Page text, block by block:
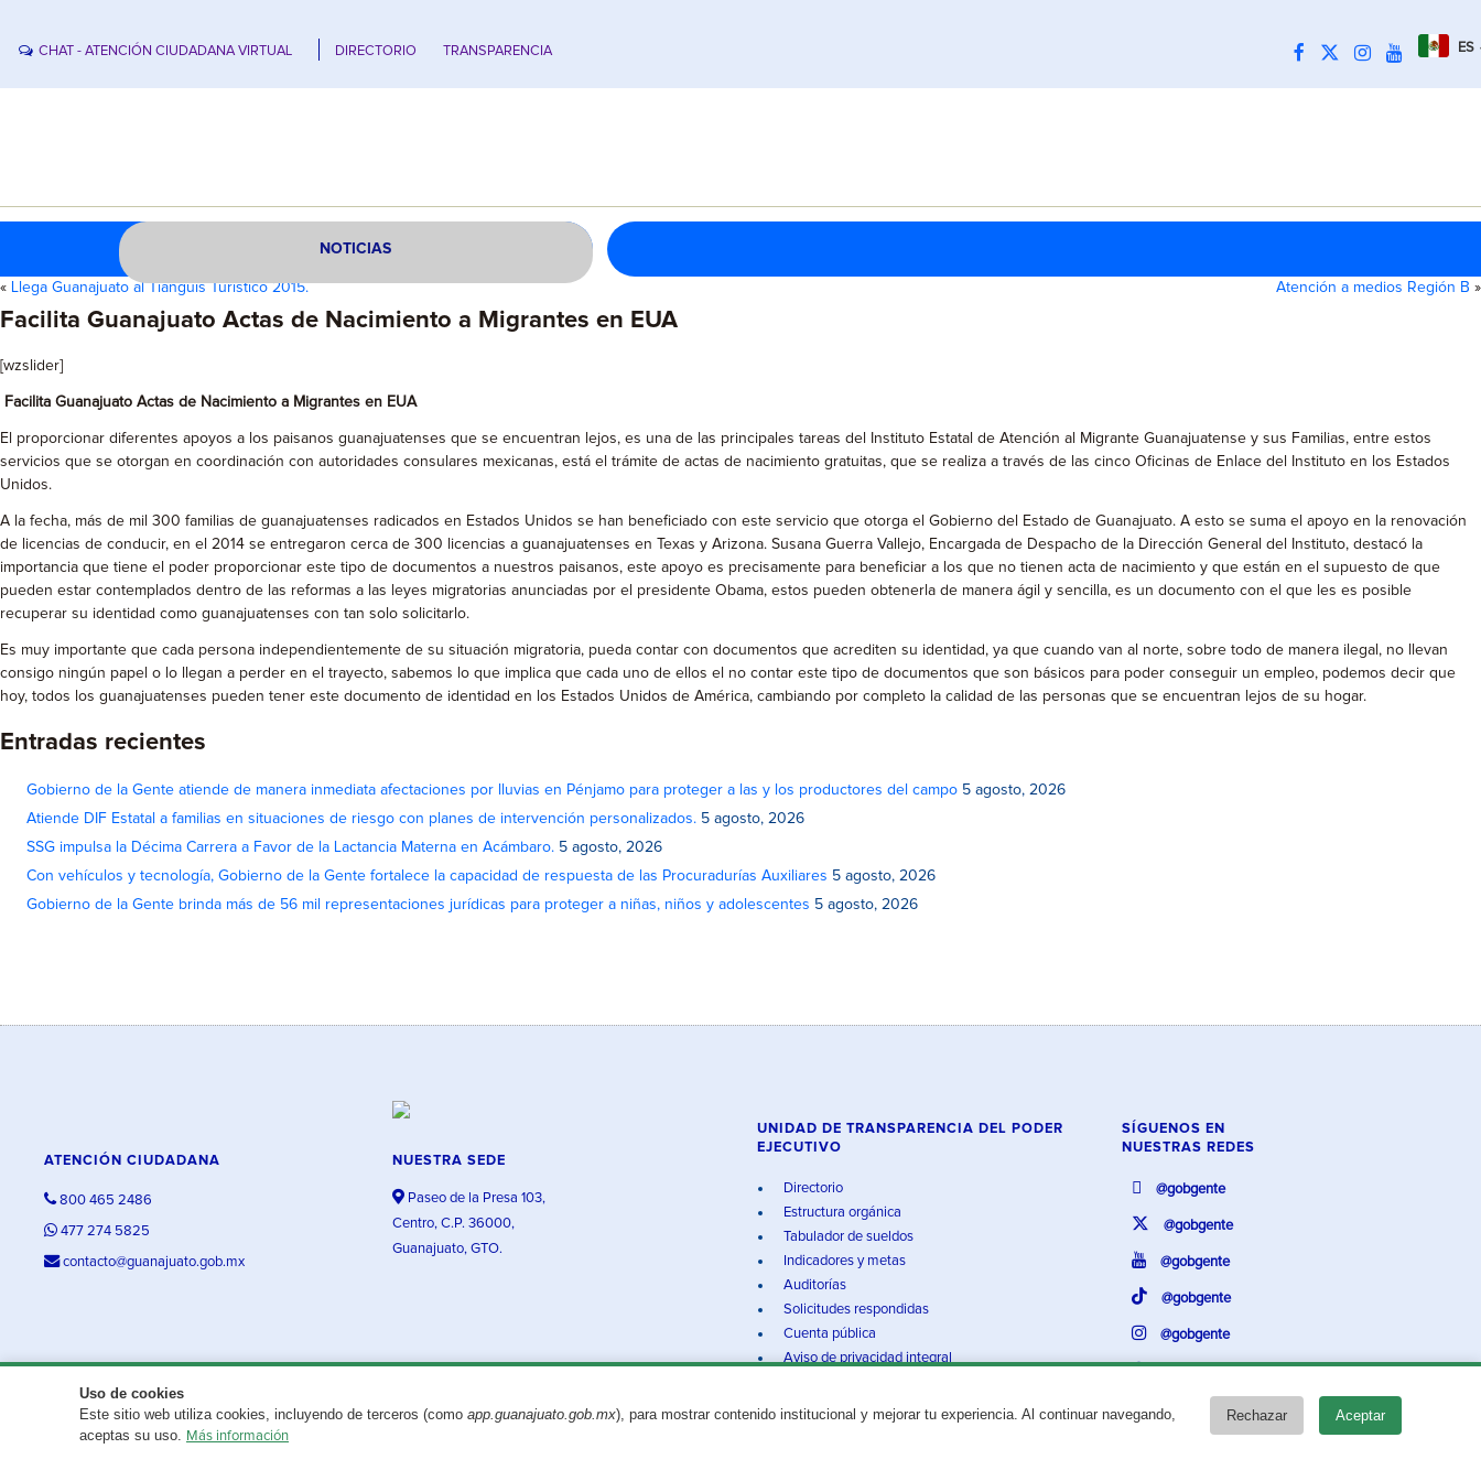
CHAT - ATENCIÓN CIUDADANA VIRTUAL DIRECTORIO TRANSPARENCIA ES
NOTICIAS
« Llega Guanajuato al Tianguis Turístico 2015. Atención a medios Región B »
Facilita Guanajuato Actas de Nacimiento a Migrantes en EUA
[wzslider]
Facilita Guanajuato Actas de Nacimiento a Migrantes en EUA
El proporcionar diferentes apoyos a los paisanos guanajuatenses que se encuentran lejos, es una de las principales tareas del Instituto Estatal de Atención al Migrante Guanajuatense y sus Familias, entre estos
servicios que se otorgan en coordinación con autoridades consulares mexicanas, está el trámite de actas de nacimiento gratuitas, que se realiza a través de las cinco Oficinas de Enlace del Instituto en los Estados
Unidos.
A la fecha, más de mil 300 familias de guanajuatenses radicados en Estados Unidos se han beneficiado con este servicio que otorga el Gobierno del Estado de Guanajuato. A esto se suma el apoyo en la renovación
de licencias de conducir, en el 2014 se entregaron cerca de 300 licencias a guanajuatenses en Texas y Arizona. Susana Guerra Vallejo, Encargada de Despacho de la Dirección General del Instituto, destacó la
importancia que tiene el poder proporcionar este tipo de documentos a nuestros paisanos, este apoyo es precisamente para beneficiar a los que no tienen acta de nacimiento y que están en el supuesto de que
pueden estar contemplados dentro de las reformas a las leyes migratorias anunciadas por el presidente Obama, estos pueden obtenerla de manera ágil y sencilla, es un documento con el que les es posible
recuperar su identidad como guanajuatenses con tan solo solicitarlo.
Es muy importante que cada persona independientemente de su situación migratoria, pueda contar con documentos que acrediten su identidad, ya que cuando van al norte, sobre todo de manera ilegal, no llevan
consigo ningún papel o lo llegan a perder en el trayecto, sabemos lo que implica que cada uno de ellos el no contar este tipo de documentos que son básicos para poder conseguir un empleo, podemos decir que
hoy, todos los guanajuatenses pueden tener este documento de identidad en los Estados Unidos de América, cambiando por completo la calidad de las personas que se encuentran lejos de su hogar.
Entradas recientes
Gobierno de la Gente atiende de manera inmediata afectaciones por lluvias en Pénjamo para proteger a las y los productores del campo 5 agosto, 2026
Atiende DIF Estatal a familias en situaciones de riesgo con planes de intervención personalizados. 5 agosto, 2026
SSG impulsa la Décima Carrera a Favor de la Lactancia Materna en Acámbaro. 5 agosto, 2026
Con vehículos y tecnología, Gobierno de la Gente fortalece la capacidad de respuesta de las Procuradurías Auxiliares 5 agosto, 2026
Gobierno de la Gente brinda más de 56 mil representaciones jurídicas para proteger a niñas, niños y adolescentes 5 agosto, 2026
Uso de cookies
Este sitio web utiliza cookies, incluyendo de terceros (como app.guanajuato.gob.mx), para mostrar contenido institucional y mejorar tu experiencia. Al continuar navegando,
aceptas su uso. Más información
Rechazar Aceptar
ATENCIÓN CIUDADANA
800 465 2486
477 274 5825
contacto@guanajuato.gob.mx
NUESTRA SEDE
Paseo de la Presa 103,
Centro, C.P. 36000,
Guanajuato, GTO.
UNIDAD DE TRANSPARENCIA DEL PODER
EJECUTIVO
Directorio
Estructura orgánica
Tabulador de sueldos
Indicadores y metas
Auditorías
Solicitudes respondidas
Cuenta pública
Aviso de privacidad integral
SÍGUENOS EN
NUESTRAS REDES
@gobgente
@gobgente
@gobgente
@gobgente
@gobgente
@gobgente
¿Existe algún problema con esta página?Repórtalo aquí. Aviso legal© 2025 Gobierno del Estado de Guanajuato